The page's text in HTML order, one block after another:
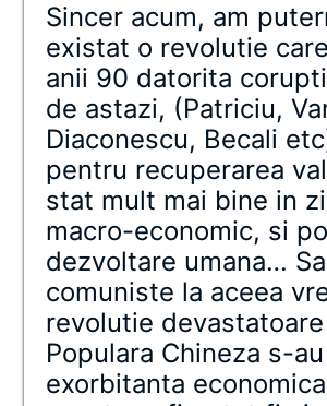
Sincer acum, am
existat o revolutie
anii 90 datorita
de astazi, (Patriciu,
Diaconescu, Becali
pentru recuperarea
stat mult mai bine in
macro-economic, si
dezvoltare umana…
comuniste la aceea
revolutie
Populara Chineza s-
exorbitanta